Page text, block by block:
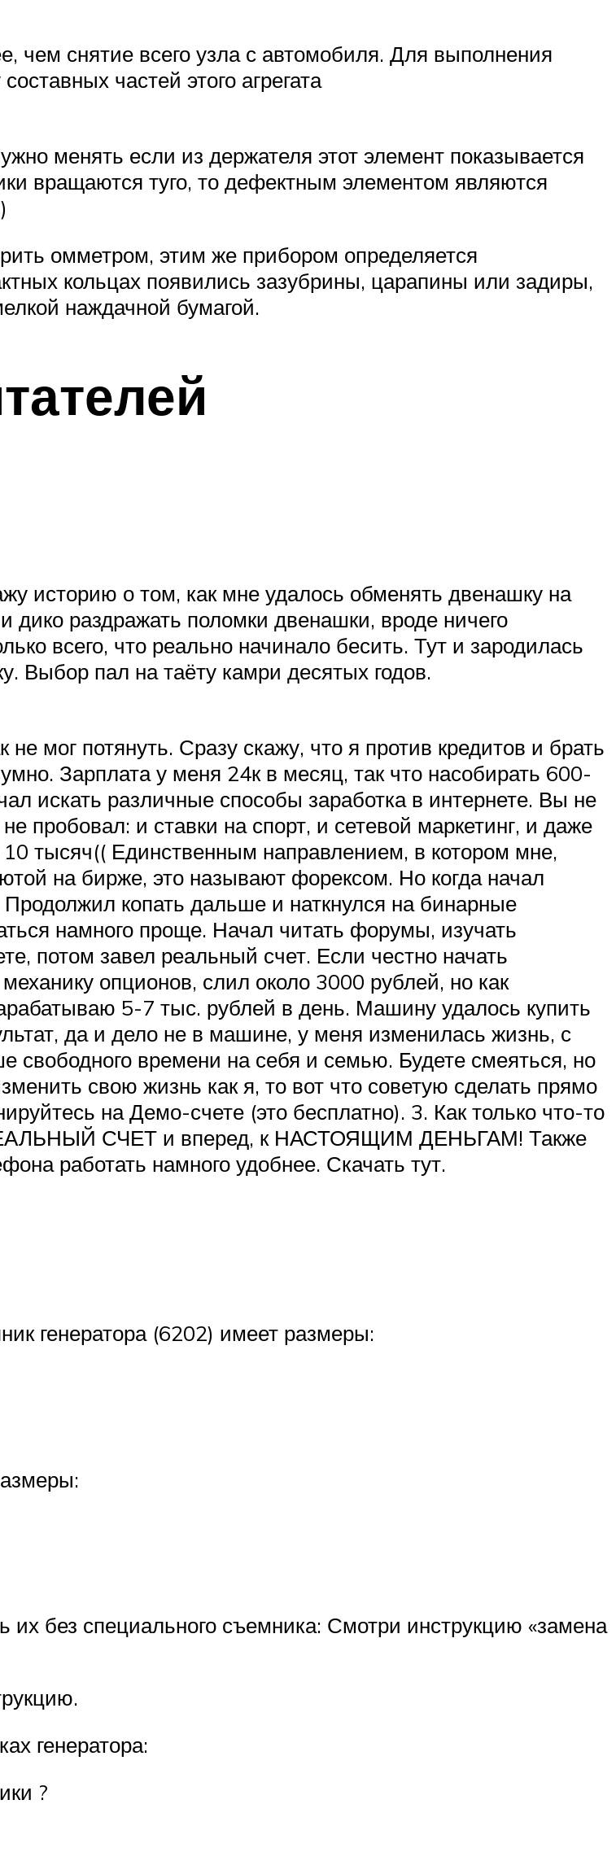
чем снятие всего узла с автомобиля. Для выполнения
частей этого агрегата
менять если из держателя этот элемент показывается
вращаются туго, то дефектным элементом являются
омметром, этим же прибором определяется
кольцах появились зазубрины, царапины или задиры,
наждачной бумагой.
историю о том, как мне удалось обменять двенашку на
дико раздражать поломки двенашки, вроде ничего
всего, что реально начинало бесить. Тут и зародилась
Выбор пал на таёту камри десятых годов.
мог потянуть. Сразу скажу, что я против кредитов и брать
Зарплата у меня 24к в месяц, так что насобирать 600-
искать различные способы заработка в интернете. Вы не
пробовал: и ставки на спорт, и сетевой маркетинг, и даже
10 тысяч(( Единственным направлением, в котором мне,
на бирже, это называют форексом. Но когда начал
копать дальше и наткнулся на бинарные
намного проще. Начал читать форумы, изучать
потом завел реальный счет. Если честно начать
опционов, слил около 3000 рублей, но как
5-7 тыс. рублей в день. Машину удалось купить
да и дело не в машине, у меня изменилась жизнь, с
свободного времени на себя и семью. Будете смеяться, но
свою жизнь как я, то вот что советую сделать прямо
на Демо-счете (это бесплатно). 3. Как только что-то
РЕАЛЬНЫЙ СЧЕТ и вперед, к НАСТОЯЩИМ ДЕНЬГАМ! Также
работать намного удобнее. Скачать тут.
генератора (6202) имеет размеры:
их без специального съемника: Смотри инструкцию «замена
генератора:
?